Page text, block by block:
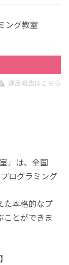
ング教室
違反報告はこちら
」は、全国
ログラミング
た本格的なプ
ことができま